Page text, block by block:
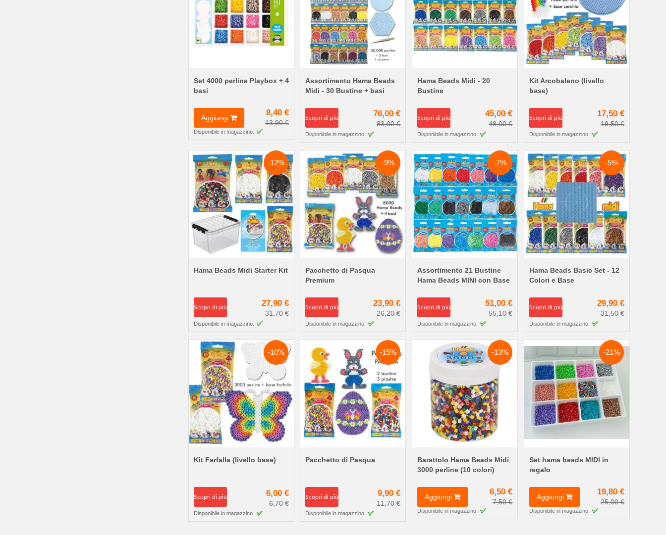
Set 4000 perline Playbox + 4
basi
Aggiungi
8,40 €
13,90 €
Disponibile in magazzino.
Assortimento Hama Beads
Midi - 30 Bustine + basi
Scopri di più 76,00 €
83,00 €
Disponibile in magazzino.
Hama Beads Midi - 20
Bustine
Scopri di più 45,00 €
48,00 €
Disponibile in magazzino.
Kit Arcobaleno (livello
base)
Scopri di più 17,50 €
19,50 €
Disponibile in magazzino.
-12%
Hama Beads Midi Starter Kit
Scopri di più 27,90 €
31,70 €
Disponibile in magazzino.
-9%
Pacchetto di Pasqua
Premium
Scopri di più 23,90 €
26,20 €
Disponibile in magazzino.
-7%
Assortimento 21 Bustine
Hama Beads MINI con Base
Scopri di più 51,00 €
55,10 €
Disponibile in magazzino.
-5%
Hama Beads Basic Set - 12
Colori e Base
Scopri di più 29,90 €
31,50 €
Disponibile in magazzino.
-10%
Kit Farfalla (livello base)
Scopri di più 6,00 €
6,70 €
Disponibile in magazzino.
-15%
Pacchetto di Pasqua
Scopri di più 9,90 €
11,70 €
Disponibile in magazzino.
-13%
Barattolo Hama Beads Midi
3000 perline (10 colori)
Aggiungi
6,50 €
7,50 €
Disponibile in magazzino.
-21%
Set hama beads MIDI in
regalo
Aggiungi
19,80 €
25,00 €
Disponibile in magazzino.